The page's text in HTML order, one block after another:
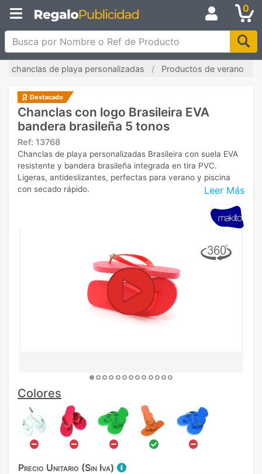
0
Busca por Nombre o Ref de Producto
y chanclas de playa personalizadas Productos de verano
Destacado
Chanclas con logo Brasileira EVA
bandera brasileña 5 tonos
Ref: 13768
Leer Más
Chanclas de playa personalizadas Brasileira con suela EVA
resistente y bandera brasileña integrada en tira PVC.
Ligeras, antideslizantes, perfectas para verano y piscina
con secado rápido.
Colores
Precio Unitario (Sin Iva)